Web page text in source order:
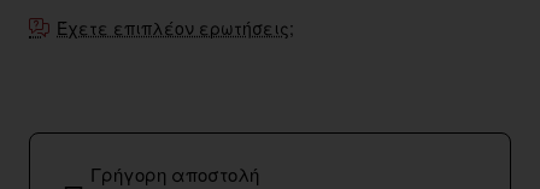
Έχετε επιπλέον ερωτήσεις;
Γρήγορη αποστολή